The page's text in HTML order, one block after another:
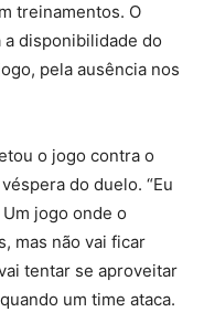
treinamentos. O
disponibilidade do
pela ausência nos
o jogo contra o
do duelo. “Eu
jogo onde o
mas não vai ficar
tentar se aproveitar
um time ataca.